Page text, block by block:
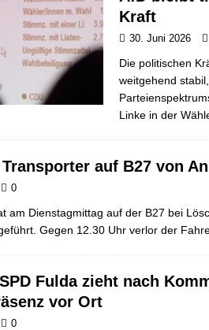
Kraft
30. Juni 2026
Die politischen
weitgehend
Linke in der
Transporter auf B27 von
0
am Dienstagmittag auf der B27 bei
Gegen 12.30 Uhr verlor der
SPD Fulda zieht nach
vor Ort
0